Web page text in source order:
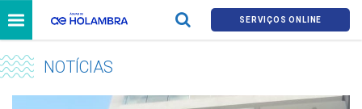
SERVIÇOS ONLINE
NOTÍCIAS